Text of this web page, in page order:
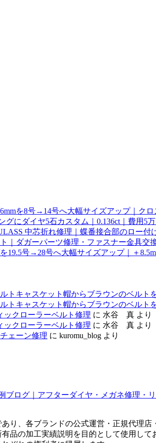
を8号→14号へ大幅サイズアップ｜ク
グにダイヤ5石カスタム｜0.136ct｜費用5
中芯折れ修理｜蝶番接合部のロー付
｜ダガーパーツ修理・ファスナー金具交
19.5号→28号へ大幅サイズアップ｜＋
トキャスケット帽からブラウンのベルト
トキャスケット帽からブラウンのベルト
クローラーベルト修理 に 水谷 真 より
クローラーベルト修理 に 水谷 真 より
ェーン修理 に kuromu_blog より
ブログ｜アフターダイヤ・メガネ修理・
り、各ブランドの公式運営・正規代理店
品の加工実績説明を目的として使用して